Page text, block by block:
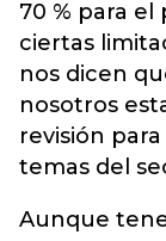
70 % para
ciertas
nos dicen
nosotros
revisión
temas del
Aunque